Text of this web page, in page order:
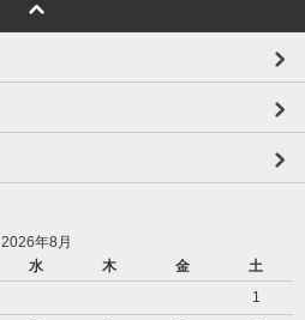
2026年8月
水 木 金
土
1